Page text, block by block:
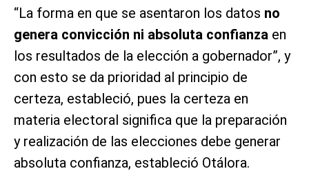
“La forma en que se asentaron los datos no
genera convicción ni absoluta confianza en
los resultados de la elección a gobernador”, y
con esto se da prioridad al principio de
certeza, estableció, pues la certeza en
materia electoral significa que la preparación
y realización de las elecciones debe generar
absoluta confianza, estableció Otálora.